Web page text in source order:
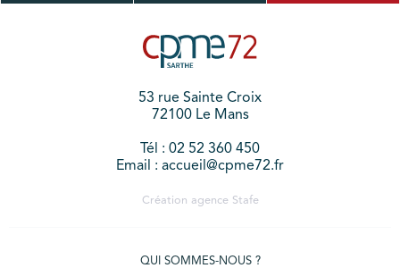
53 rue Sainte Croix
72100 Le Mans
Tél : 02 52 360 450
Email : accueil@cpme72.fr
Création agence Stafe
QUI SOMMES-NOUS ?